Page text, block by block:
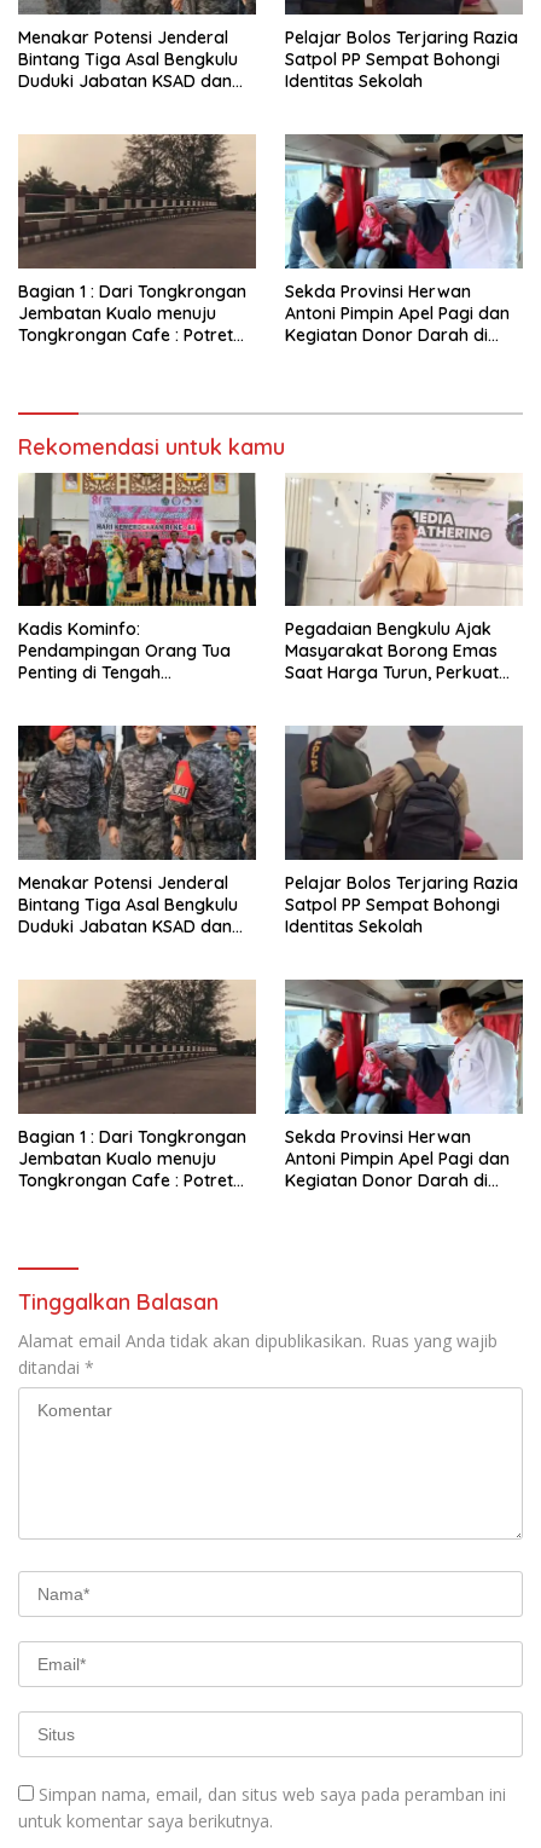
Menakar Potensi Jenderal
Bintang Tiga Asal Bengkulu
Duduki Jabatan KSAD dan
Pelajar Bolos Terjaring Razia
Satpol PP Sempat Bohongi
Identitas Sekolah
Bagian 1 : Dari Tongkrongan
Jembatan Kualo menuju
Tongkrongan Cafe : Potret
Sepi Pengunjung
Sekda Provinsi Herwan
Antoni Pimpin Apel Pagi dan
Kegiatan Donor Darah di
Rekomendasi untuk kamu
Kadis Kominfo:
Pendampingan Orang Tua
Penting di Tengah
Pegadaian Bengkulu Ajak
Masyarakat Borong Emas
Saat Harga Turun, Perkuat
Menakar Potensi Jenderal
Bintang Tiga Asal Bengkulu
Duduki Jabatan KSAD dan
Pelajar Bolos Terjaring Razia
Satpol PP Sempat Bohongi
Identitas Sekolah
Bagian 1 : Dari Tongkrongan
Jembatan Kualo menuju
Tongkrongan Cafe : Potret
Sepi Pengunjung
Sekda Provinsi Herwan
Antoni Pimpin Apel Pagi dan
Kegiatan Donor Darah di
Tinggalkan Balasan
Alamat email Anda tidak akan dipublikasikan. Ruas yang wajib
ditandai *
Simpan nama, email, dan situs web saya pada peramban ini
untuk komentar saya berikutnya.